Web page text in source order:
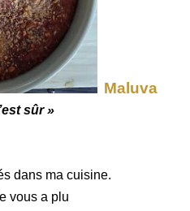
Maluva
sûr »
dans ma cuisine.
vous a plu